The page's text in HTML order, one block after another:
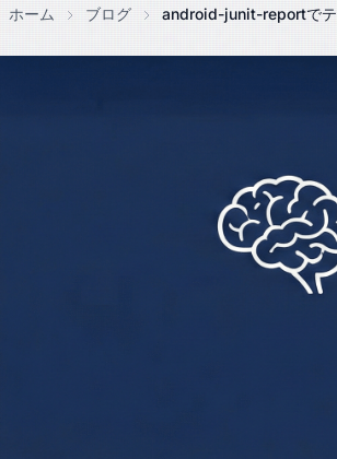
ホーム ブログ android-junit-reportでテ